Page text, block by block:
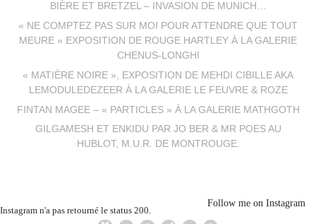
BIÈRE ET BRETZEL – INVASION DE MUNICH…
« NE COMPTEZ PAS SUR MOI POUR ATTENDRE QUE TOUT
MEURE » EXPOSITION DE ROUGE HARTLEY À LA GALERIE
CHENUS-LONGHI
« MATIÈRE NOIRE », EXPOSITION DE MEHDI CIBILLE AKA
LEMODULEDEZEER À LA GALERIE LE FEUVRE & ROZE
FINTAN MAGEE – « PARTICLES » À LA GALERIE MATHGOTH
GILGAMESH ET ENKIDU PAR JO BER & MR POES AU
HUBLOT, M.U.R. DE MONTROUGE.
Instagram n'a pas retourné le status 200.
Follow me on Instagram